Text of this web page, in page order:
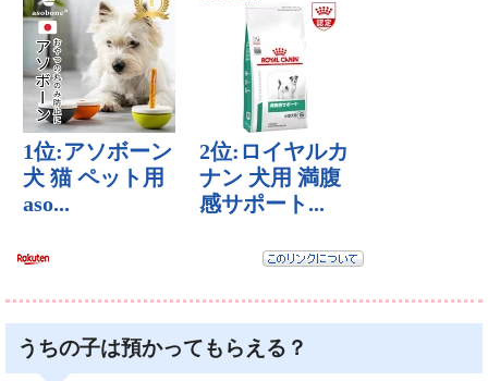
うちの子は預かってもらえる？